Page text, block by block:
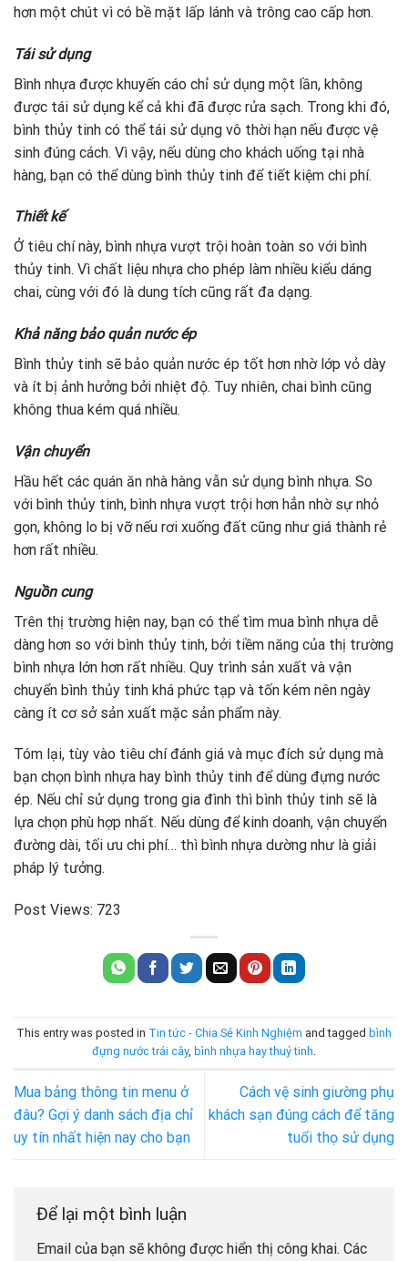
hơn một chút vì có bề mặt lấp lánh và trông cao cấp hơn.
Tái sử dụng
Bình nhựa được khuyến cáo chỉ sử dụng một lần, không
được tái sử dụng kể cả khi đã được rửa sạch. Trong khi đó,
bình thủy tinh có thể tái sử dụng vô thời hạn nếu được vệ
sinh đúng cách. Vì vậy, nếu dùng cho khách uống tại nhà
hàng, bạn có thể dùng bình thủy tinh để tiết kiệm chi phí.
Thiết kế
Ở tiêu chí này, bình nhựa vượt trội hoàn toàn so với bình
thủy tinh. Vì chất liệu nhựa cho phép làm nhiều kiểu dáng
chai, cùng với đó là dung tích cũng rất đa dạng.
Khả năng bảo quản nước ép
Bình thủy tinh sẽ bảo quản nước ép tốt hơn nhờ lớp vỏ dày
và ít bị ảnh hưởng bởi nhiệt độ. Tuy nhiên, chai bình cũng
không thua kém quá nhiều.
Vận chuyển
Hầu hết các quán ăn nhà hàng vẫn sử dụng bình nhựa. So
với bình thủy tinh, bình nhựa vượt trội hơn hẳn nhờ sự nhỏ
gọn, không lo bị vỡ nếu rơi xuống đất cũng như giá thành rẻ
hơn rất nhiều.
Nguồn cung
Trên thị trường hiện nay, bạn có thể tìm mua bình nhựa dễ
dàng hơn so với bình thủy tinh, bởi tiềm năng của thị trường
bình nhựa lớn hơn rất nhiều. Quy trình sản xuất và vận
chuyển bình thủy tinh khá phức tạp và tốn kém nên ngày
càng ít cơ sở sản xuất mặc sản phẩm này.
Tóm lại, tùy vào tiêu chí đánh giá và mục đích sử dụng mà
bạn chọn bình nhựa hay bình thủy tinh để dùng đựng nước
ép. Nếu chỉ sử dụng trong gia đình thì bình thủy tinh sẽ là
lựa chọn phù hợp nhất. Nếu dùng để kinh doanh, vận chuyển
đường dài, tối ưu chi phí… thì bình nhựa dường như là giải
pháp lý tưởng.
Post Views: 723
This entry was posted in Tin tức - Chia Sẻ Kinh Nghiệm and tagged bình
đựng nước trái cây, bình nhựa hay thuỷ tinh
Mua bảng thông tin menu ở
đâu? Gợi ý danh sách địa chỉ
uy tín nhất hiện nay cho bạn
Cách vệ sinh giường phụ
khách sạn đúng cách để tăng
tuổi thọ sử dụng
Để lại một bình luận
Email của bạn sẽ không được hiển thị công khai. Các